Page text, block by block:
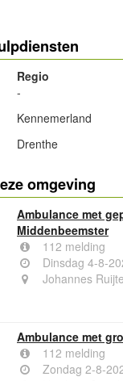
Regio
-
Kennemerland
Drenthe
omgeving
Ambulance met
Middenbeemster
112 melding
Dinsdag 4-8-
Johannes
Ambulance met
112 melding
Zondag 2-8-